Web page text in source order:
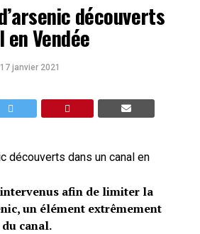
découverts
Vendée
17 janvier 2021
découverts dans un canal en
afin de limiter la
un élément extrêmement
canal.